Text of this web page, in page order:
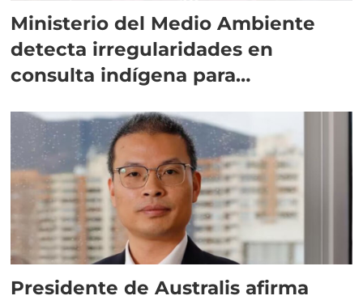
Ministerio del Medio Ambiente
detecta irregularidades en
consulta indígena para
Presidente de Australis afirma